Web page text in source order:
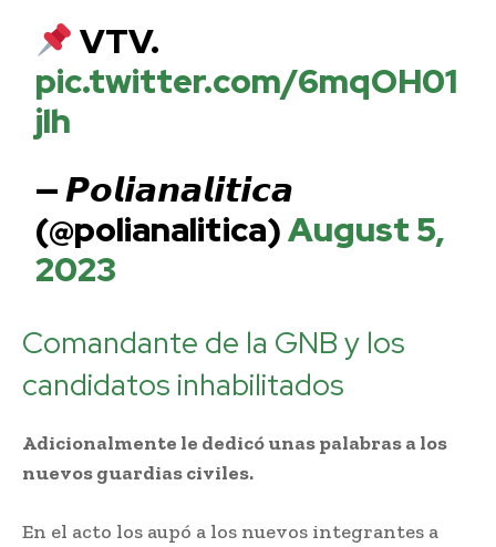
VTV.
pic.twitter.com/6mqOH01
jlh
— 𝙋𝙤𝙡𝙞𝙖𝙣𝙖𝙡𝙞𝙩𝙞𝙘𝙖
(@polianalitica)August 5,
2023
Comandante de la GNB y los
candidatos inhabilitados
Adicionalmente le dedicó unas palabras a los
nuevos guardias civiles.
En el acto los aupó a los nuevos integrantes a